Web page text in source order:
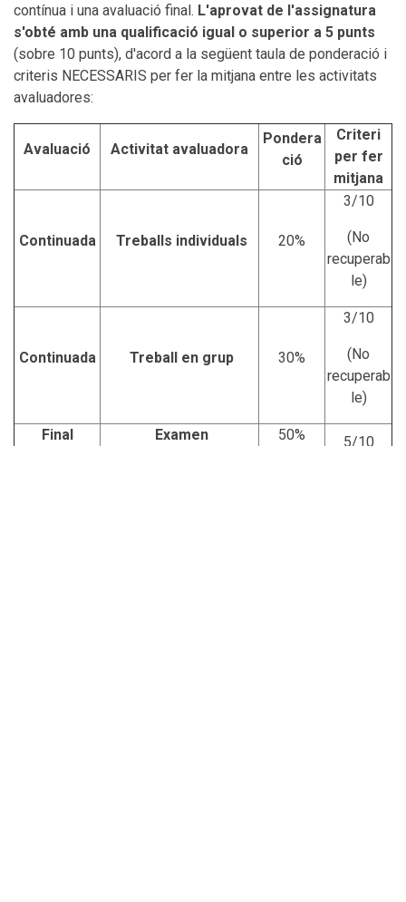
contínua i una avaluació final. L'aprovat de l'assignatura
s'obté amb una qualificació igual o superior a 5 punts
(sobre 10 punts), d'acord a la següent taula de ponderació i
criteris NECESSARIS per fer la mitjana entre les activitats
avaluadores:
Avaluació Activitat avaluadora
Pondera
ció
Criteri
per fer
mitjana
Continuada Treballs individuals 20%
3/10
(No
recuperab
le)
Continuada Treball en grup 30%
3/10
(No
recuperab
le)
Final Examen 50% 5/10